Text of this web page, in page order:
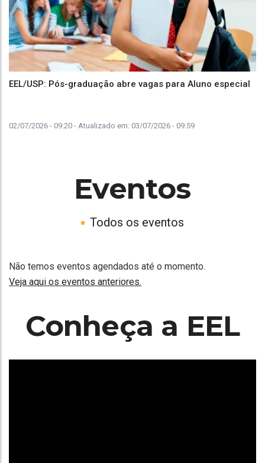
EEL/USP: Pós-graduação abre vagas para Aluno especial
02/07/2026 - 09:20 - Atualizado em: 03/07/2026 - 09:59
Todos os eventos
Eventos
Não temos eventos agendados até o momento.
Veja aqui os eventos anteriores.
Conheça a EEL